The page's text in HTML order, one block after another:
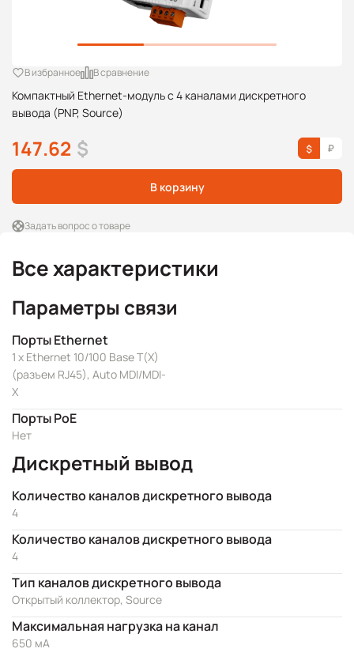
Компактный Ethernet-модуль с 4 каналами дискретного
вывода (PNP, Source)
В избранное В сравнение
147.62 $
В корзину
Задать вопрос о товаре
Все характеристики
Параметры связи
Порты Ethernet
1 x Ethernet 10/100 Base T(X)
(разъем RJ45), Auto MDI/MDI-
X
Порты PoE
Нет
Дискретный вывод
Количество каналов дискретного вывода
4
Количество каналов дискретного вывода
4
Тип каналов дискретного вывода
Открытый коллектор, Source
Максимальная нагрузка на канал
650 мА